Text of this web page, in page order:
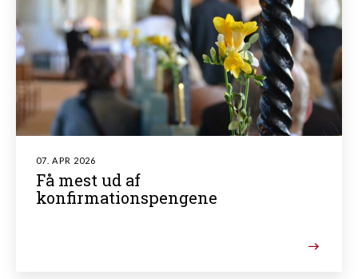
07. APR 2026
Få mest ud af
konfirmationspengene